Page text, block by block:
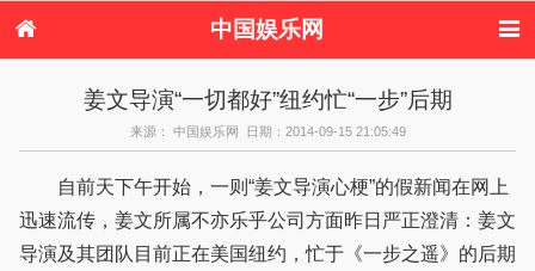
中国娱乐网
首页
电视剧
演唱会 综艺节目
偶像活动
姜文导演“一切都好”纽约忙“一步”后期
来源： 中国娱乐网 日期：2014-09-15 21:05:49
自前天下午开始，一则“姜文导演心梗”的假新闻在网上
迅速流传，姜文所属不亦乐乎公司方面昨日严正澄清：姜文
导演及其团队目前正在美国纽约，忙于《一步之遥》的后期